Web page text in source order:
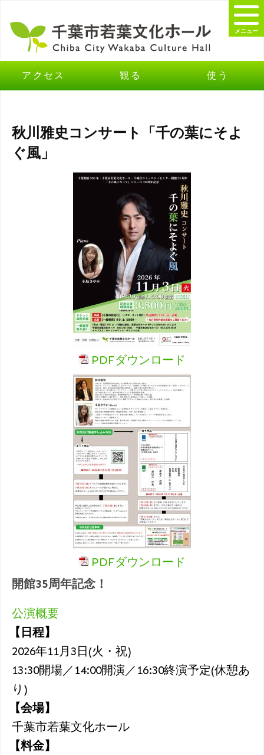
アクセス 観る 使う
メニュー
秋川雅史コンサート「千の葉にそよ
ぐ風」
PDFダウンロード
PDFダウンロード
開館35周年記念！
公演概要
【日程】
2026年11月3日(火・祝)
13:30開場／14:00開演／16:30終演予定(休憩あ
り)
【会場】
千葉市若葉文化ホール
【料金】